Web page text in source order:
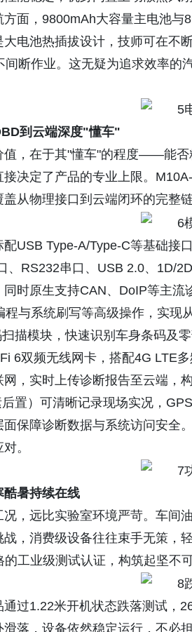
面，9800mAh大容量主电池
电池热插拔设计，技师可在不
间断作业。这无疑为追求效率的
到云端深度"懂车"
值，在于其"懂车"的程度——能
决定了产品的专业上限。
从物理接口到云端闭环的完整
USB Type-A/Type-C等基础接
、RS232串口、USB 2.0、1D/
时原生支持CAN、DoIP等主
程与系统刷写等高级操作，实现
描模块，快速识别车身条码及
6双频无线网卡，搭配4G LTE
，实时上传诊断报告至云端，
置）可清晰记录现场实况，
保障诊断数据与系统访问安全
。
酷暑持续在线
，远比实验室环境严苛。车间
，消费级设备往往束手无策，
工业级测试认证，构筑起坚不
过1.22米开机状态跌落测试，
滑落，设备依然稳定运行，不必